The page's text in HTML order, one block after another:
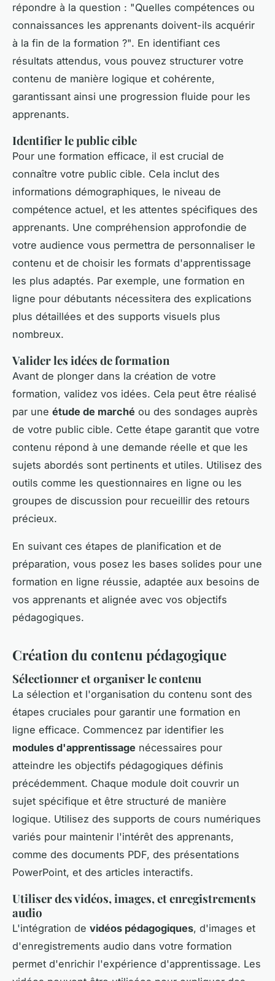
répondre à la question : "Quelles compétences ou
connaissances les apprenants doivent-ils acquérir
à la fin de la formation ?". En identifiant ces
résultats attendus, vous pouvez structurer votre
contenu de manière logique et cohérente,
garantissant ainsi une progression fluide pour les
apprenants.
Identifier le public cible
Pour une formation efficace, il est crucial de
connaître votre public cible. Cela inclut des
informations démographiques, le niveau de
compétence actuel, et les attentes spécifiques des
apprenants. Une compréhension approfondie de
votre audience vous permettra de personnaliser le
contenu et de choisir les formats d'apprentissage
les plus adaptés. Par exemple, une formation en
ligne pour débutants nécessitera des explications
plus détaillées et des supports visuels plus
nombreux.
Valider les idées de formation
Avant de plonger dans la création de votre
formation, validez vos idées. Cela peut être réalisé
par une étude de marché ou des sondages auprès
de votre public cible. Cette étape garantit que votre
contenu répond à une demande réelle et que les
sujets abordés sont pertinents et utiles. Utilisez des
outils comme les questionnaires en ligne ou les
groupes de discussion pour recueillir des retours
précieux.
En suivant ces étapes de planification et de
préparation, vous posez les bases solides pour une
formation en ligne réussie, adaptée aux besoins de
vos apprenants et alignée avec vos objectifs
pédagogiques.
Création du contenu pédagogique
Sélectionner et organiser le contenu
La sélection et l'organisation du contenu sont des
étapes cruciales pour garantir une formation en
ligne efficace. Commencez par identifier les
modules d'apprentissage nécessaires pour
atteindre les objectifs pédagogiques définis
précédemment. Chaque module doit couvrir un
sujet spécifique et être structuré de manière
logique. Utilisez des supports de cours numériques
variés pour maintenir l'intérêt des apprenants,
comme des documents PDF, des présentations
PowerPoint, et des articles interactifs.
Utiliser des vidéos, images, et enregistrements
audio
L'intégration de vidéos pédagogiques, d'images et
d'enregistrements audio dans votre formation
permet d'enrichir l'expérience d'apprentissage. Les